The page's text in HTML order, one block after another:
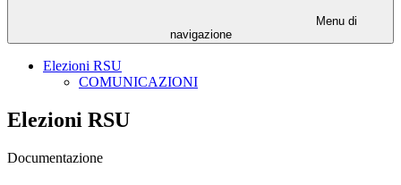
Menu di
navigazione
Elezioni RSU
COMUNICAZIONI
Elezioni RSU
Documentazione